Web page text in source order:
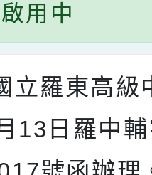
用中
立羅東高級
13日羅中